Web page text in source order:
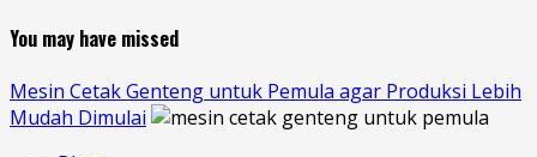
You may have missed
Mesin Cetak Genteng untuk Pemula agar Produksi Lebih
Mudah Dimulai